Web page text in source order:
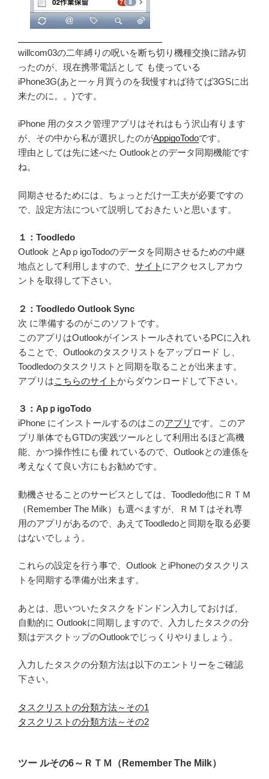
willcom03の二年縛りの呪いを断ち切り機種交換に踏み切
ったのが、現在携帯電話として も使っている
iPhone3G(あと一ヶ月買うのを我慢すれば待てば3GSに出
来たのに。。)です。
iPhone 用のタスク管理アプリはそれはもう沢山有ります
が、その中から私が選択したのがAppigoTodoです。
理由としては先に述べた Outlookとのデータ同期機能です
ね。
同期させるためには、ちょっとだけ一工夫が必要ですの
で、設定方法について説明しておきた いと思います。
１：Toodledo
Outlook とApｐigoTodoのデータを同期させるための中継
地点として利用しますので、 サイト にアクセスしアカウ
ントを取得して下さい。
２：Toodledo Outlook Sync
次 に準備するのがこのソフトです。
このアプリはOutlookがインストールされているPCに入れ
ることで、Outlookのタスクリストをアップロード し、
Toodledoのタスクリストと同期を取ることが出来ます。
アプリはこちらのサイトからダウンロードして下さい。
３：ApｐigoTodo
iPhone にインストールするのはこのアプリ です。このア
プリ単体でもGTDの実践ツールとして利用出るほど高機
能、かつ操作性にも優 れているので、Outlookとの連係を
考えなくて良い方にもお勧めです。
動機させることのサービスとしては、Toodledo他にＲＴＭ
（Remember The Milk）も選べますが、ＲＭＴはそれ専
用のアプリがあるので、あえてToodledoと同期を取る必要
はないでしょう。
これらの設定を行う事で、Outlook とiPhoneのタスクリス
トを同期する準備が出来ます。
あとは、思いついたタスクをドンドン入力しておけば、
自動的に Outlookに同期しますので、入力したタスクの分
類はデスクトップのOutlookでじっくりやりましょう。
入力したタスクの分類方法は以下のエントリーをご確認
下さい。
タスクリストの分類方法～その1
タスクリストの分類方法～その2
ツー ルその6～ＲＴＭ（Remember The Milk）